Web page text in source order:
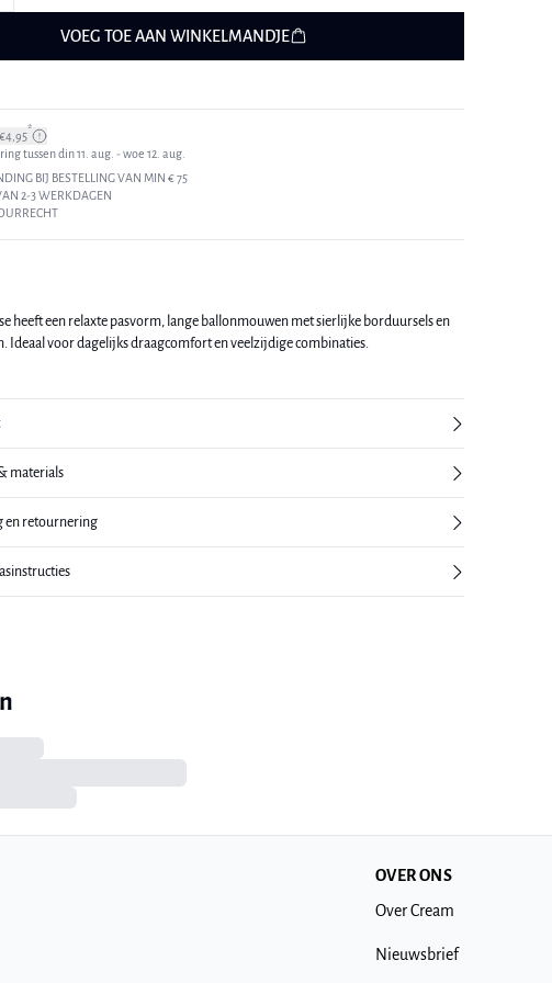
VOEG TOE AAN WINKELMANDJE
*
tussen din 11. aug. - woe 12. aug.
BIJ BESTELLING VAN MIN € 75
2-3 WERKDAGEN
heeft een relaxte pasvorm, lange ballonmouwen met sierlijke borduursels en
Ideaal voor dagelijks draagcomfort en veelzijdige combinaties.
materials
en retournering
OVER ONS
Over Cream
Nieuwsbrief